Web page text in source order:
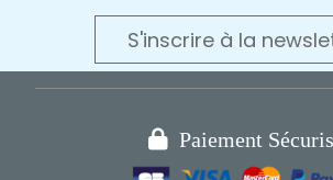
S'inscrire à la
 Paiement